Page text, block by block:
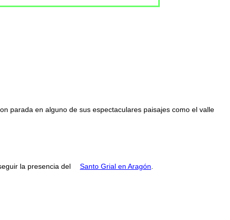
parada en alguno de sus espectaculares paisajes como el valle
la presencia del Santo Grial en Aragón